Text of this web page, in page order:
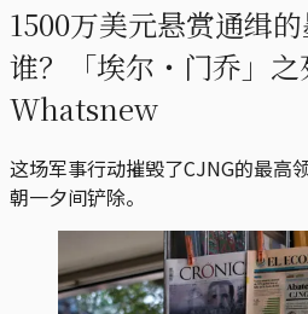
1500万美元悬赏通缉
谁？「埃尔・门乔」之
Whatsnew
这场军事行动摧毁了CJNG的最高
朝一夕间铲除。